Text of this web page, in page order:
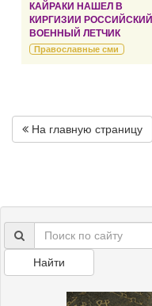
КАЙРАКИ НАШЕЛ В
КИРГИЗИИ РОССИЙСКИЙ
ВОЕННЫЙ ЛЕТЧИК
Православные сми
На главную страницу
Найти